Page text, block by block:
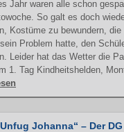
Jahr waren alle schon
So galt es doch
Kostüme zu bewundern,
Problem hatte, den
Leider hat das Wetter die
1. Tag Kindheitshelden,
Unfug Johanna“ – Der